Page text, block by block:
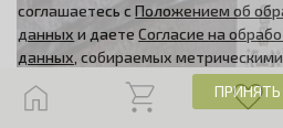
соглашаетесь сПоложением об
данных и даетеСогласие на
данных , собираемых
ПРИНЯТЬ